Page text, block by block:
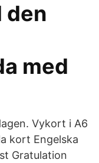
den
med
Vykort i A6
kort Engelska
Gratulation